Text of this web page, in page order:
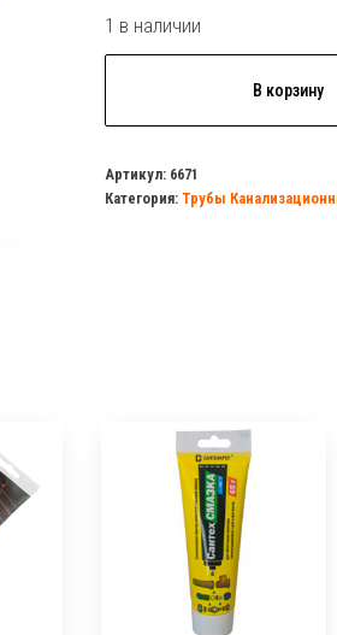
1 в наличии
для
монтажа
В корзину
Артикул: 6671
Категория: Трубы